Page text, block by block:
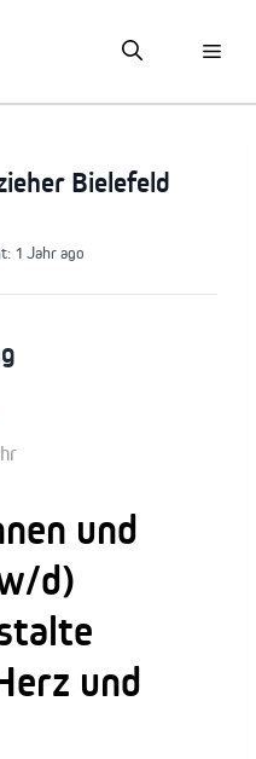
Bielefeld
1 Jahr ago
und
d)
und